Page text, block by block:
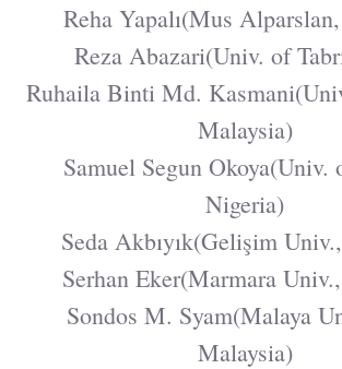
Reha Yapalı(Mus
Reza Abazari(Univ. of
Ruhaila Binti Md.
Malaysia)
Samuel Segun Okoya(Univ.
Nigeria)
Seda Akbıyık(Gelişim
Serhan Eker(Marmara
Sondos M. Syam(Malaya
Malaysia)